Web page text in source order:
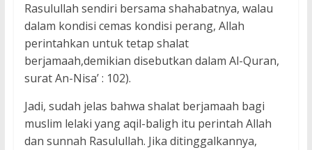
Rasulullah sendiri bersama shahabatnya, walau
dalam kondisi cemas kondisi perang, Allah
perintahkan untuk tetap shalat
berjamaah,demikian disebutkan dalam Al-Quran,
surat An-Nisa’ : 102).
Jadi, sudah jelas bahwa shalat berjamaah bagi
muslim lelaki yang aqil-baligh itu perintah Allah
dan sunnah Rasulullah. Jika ditinggalkannya,